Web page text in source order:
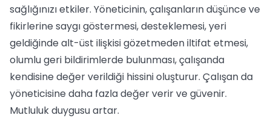
sağlığınızı etkiler. Yöneticinin, çalışanların düşünce ve
fikirlerine saygı göstermesi, desteklemesi, yeri
geldiğinde alt-üst ilişkisi gözetmeden iltifat etmesi,
olumlu geri bildirimlerde bulunması, çalışanda
kendisine değer verildiği hissini oluşturur. Çalışan da
yöneticisine daha fazla değer verir ve güvenir.
Mutluluk duygusu artar.